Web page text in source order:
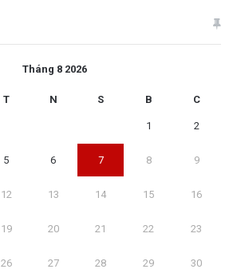
Tháng 8 2026
T N S B C
1 2
5 6 7 8 9
12 13 14 15 16
19 20 21 22 23
26 27 28 29 30